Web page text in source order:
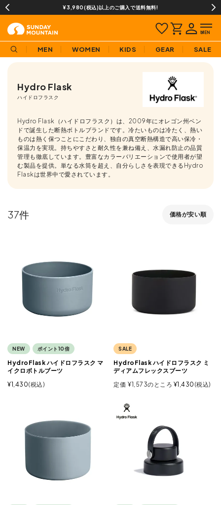
¥3,980(税込)以上のご購入で送料無料!
MEN WOMEN KIDS GEAR SALE
Hydro Flask
ハイドロフラスク
Hydro Flask（ハイドロフラスク）は、2009年にオレゴン州ベン
ドで誕生した断熱ボトルブランドです。冷たいものは冷たく、熱い
ものは熱く保つことにこだわり、独自の真空断熱構造で高い保冷・
保温力を実現。持ちやすさと耐久性を兼ね備え、水漏れ防止の品質
管理も徹底しています。豊富なカラーバリエーションで使用者が望
む製品を提供。単なる水筒を超え、自分らしさを表現できるHydro
Flaskは世界中で愛されています。
価格が安い順
37
NEW ポイント10倍
HydroFlask ハイドロフラスク マ
イクロボトルブーツ
¥1,430 税込
SALE
HydroFlask ハイドロフラスク ミ
ディアムフレックスブーツ
定価 ¥1,573のところ ¥1,430 税込